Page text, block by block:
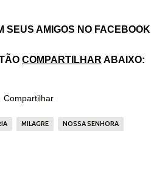
SEUS AMIGOS NO FACEBOOK
COMPARTILHAR ABAIXO:
Compartilhar
MILAGRE NOSSA SENHORA